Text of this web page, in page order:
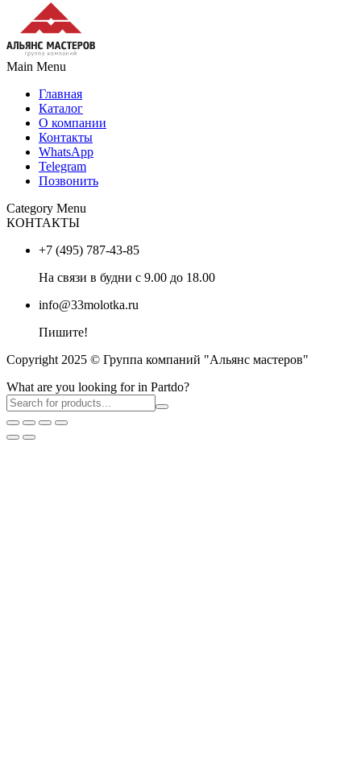
Main Menu
Главная
Каталог
О компании
Контакты
WhatsApp
Telegram
Позвонить
Category Menu
КОНТАКТЫ
+7 (495) 787-43-85
На связи в будни с 9.00 до 18.00
info@33molotka.ru
Пишите!
Copyright 2025 © Группа компаний "Альянс мастеров"
What are you looking for in Partdo?